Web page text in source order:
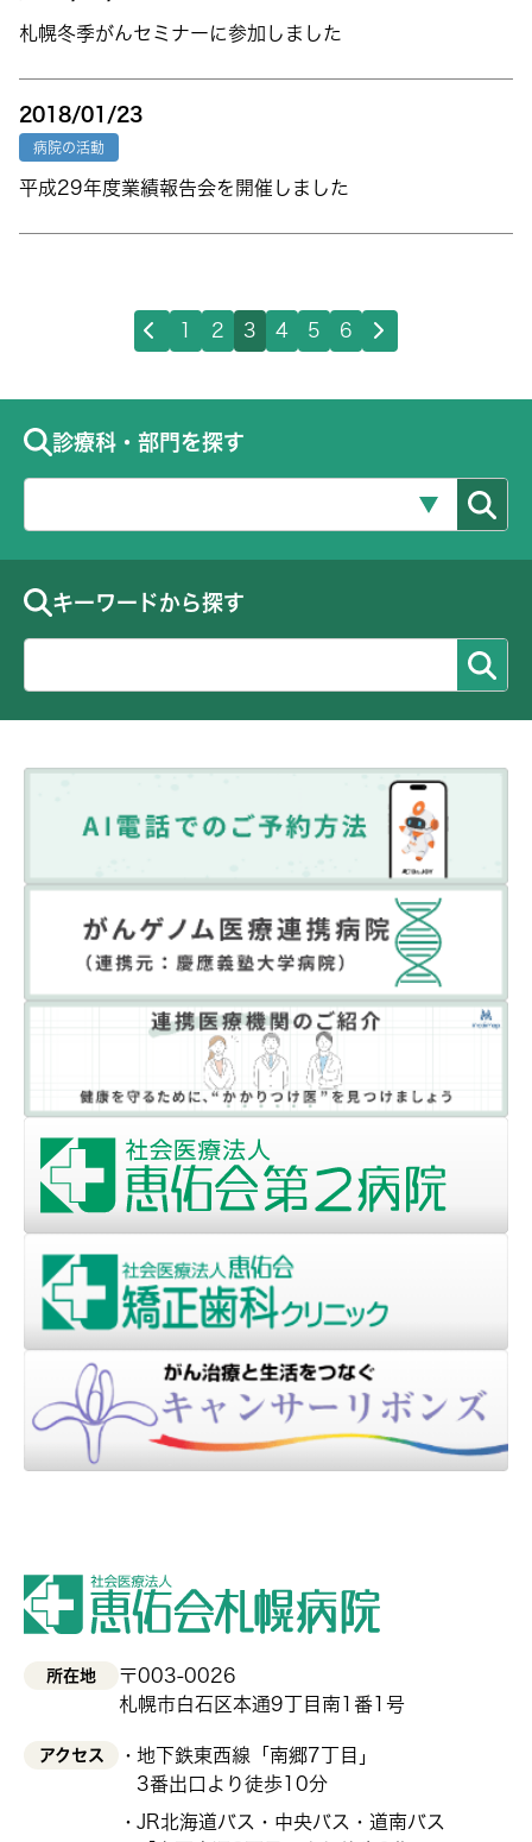
札幌冬季がんセミナーに参加しました
2018/01/23
病院の活動
平成29年度業績報告会を開催しました
1 2 3 4 5 6
診療科・部門を探す
キーワードから探す
所在地
〒003-0026
札幌市白石区本通9丁目南1番1号
アクセス
地下鉄東西線「南郷7丁目」
3番出口より徒歩10分
JR北海道バス・中央バス・道南バス